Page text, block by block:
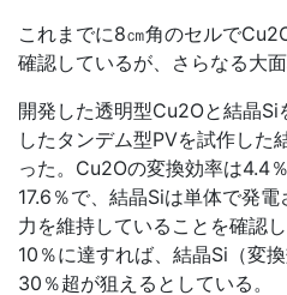
これまでに8㎝角のセルで
確認しているが、さらなる大
開発した透明型Cu2Oと結晶
したタンデム型PVを試作した
った。Cu2Oの変換効率は4.4
17.6％で、結晶Siは単体で発
力を維持していることを確認
10％に達すれば、結晶Si（変
30％超が狙えるとしている。